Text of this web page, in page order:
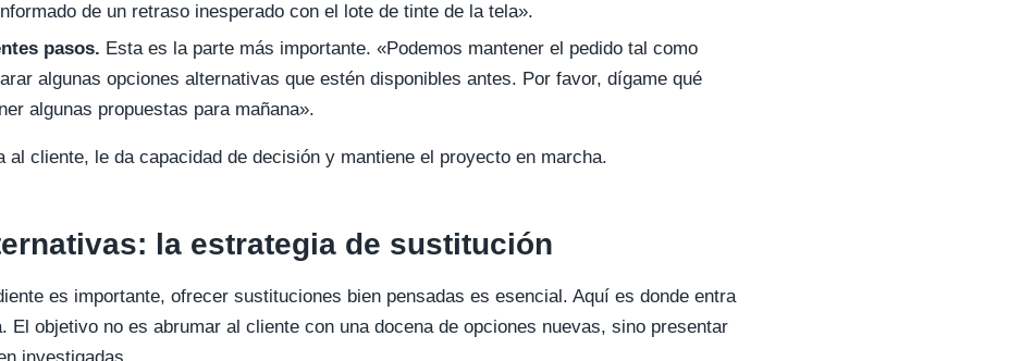
de un retraso inesperado con el lote de tinte de la tela».
pasos. Esta es la parte más importante. «Podemos mantener el pedido tal como
algunas opciones alternativas que estén disponibles antes. Por favor, dígame qué
algunas propuestas para mañana».
al cliente, le da capacidad de decisión y mantiene el proyecto en marcha.
la estrategia de sustitución
es importante, ofrecer sustituciones bien pensadas es esencial. Aquí es donde entra
El objetivo no es abrumar al cliente con una docena de opciones nuevas, sino presentar